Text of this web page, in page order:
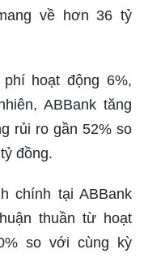
về hơn 36 tỷ
hoạt động 6%,
ABBank tăng
rủi ro gần 52% so
đồng.
chính tại ABBank
thuần từ hoạt
so với cùng kỳ